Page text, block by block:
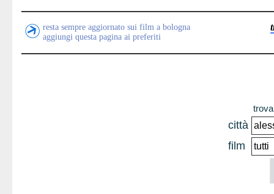
resta sempre aggiornato sui film a bologna
aggiungi questa pagina ai preferiti
città
film